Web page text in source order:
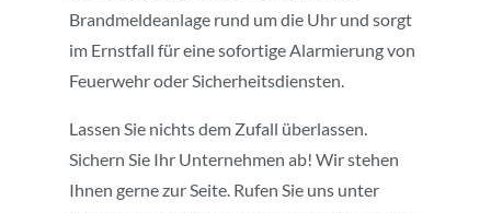
Brandmeldeanlage rund um die Uhr und sorgt
im Ernstfall für eine sofortige Alarmierung von
Feuerwehr oder Sicherheitsdiensten.
Lassen Sie nichts dem Zufall überlassen.
Sichern Sie Ihr Unternehmen ab! Wir stehen
Ihnen gerne zur Seite. Rufen Sie uns unter